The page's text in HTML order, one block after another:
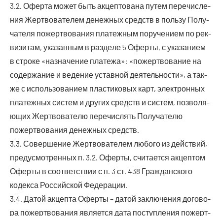
3.2. Офер­та может быть акцеп­то­ва­на путем пере­чис­ле­
ния Жерт­во­ва­те­лем денеж­ных средств в поль­зу Полу­
ча­те­ля пожерт­во­ва­ния пла­теж­ным пору­че­ни­ем по рек­
ви­зи­там, ука­зан­ным в раз­де­ле 5 Офер­ты, с ука­за­ни­ем
в стро­ке «назна­че­ние пла­те­жа»: «пожерт­во­ва­ние на
содер­жа­ние и веде­ние устав­ной дея­тель­но­сти», а так­
же с исполь­зо­ва­ни­ем пла­сти­ко­вых карт, элек­трон­ных
пла­теж­ных систем и дру­гих средств и систем, поз­во­ля­
ю­щих Жерт­во­ва­те­лю пере­чис­лять Полу­ча­те­лю
пожерт­во­ва­ния денеж­ных средств.
3.3. Совер­ше­ние Жерт­во­ва­те­лем любо­го из дей­ствий,
преду­смот­рен­ных п. 3.2. Офер­ты, счи­та­ет­ся акцеп­том
Офер­ты в соот­вет­ствии с п. 3 ст. 438 Граж­дан­ско­го
кодек­са Рос­сий­ской Федерации.
3.4. Датой акцеп­та Офер­ты – датой заклю­че­ния дого­во­
ра пожерт­во­ва­ния явля­ет­ся дата поступ­ле­ния пожерт­